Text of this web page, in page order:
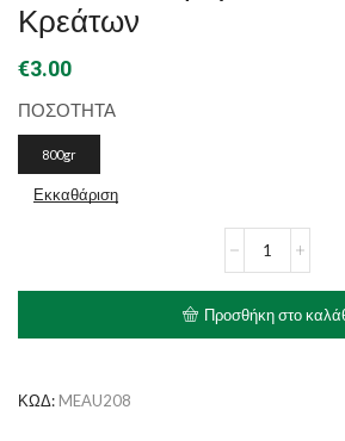
Κρεάτων
€3.00
ΠΟΣΟΤΗΤΑ
800gr
Εκκαθάριση
Σαλάμι
mix
Κρεάτων
Προσθήκη στο
ΚΩΔ: MEAU208